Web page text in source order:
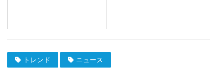
トレンド ニュース